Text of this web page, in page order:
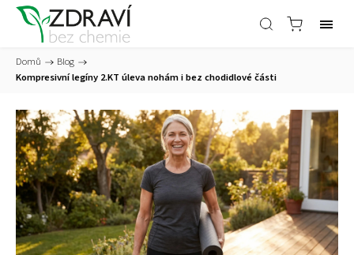
Domů / Blog /
Kompresivní legíny 2.KT úleva nohám i bez chodidlové části